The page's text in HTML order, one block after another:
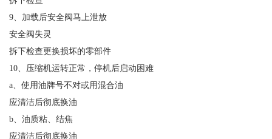
9、加载后安全阀马上泄放
安全阀失灵
拆下检查更换损坏的零部件
10、压缩机运转正常，停机后启动困难
a、使用油牌号不对或用混合油
应清洁后彻底换油
b、油质粘、结焦
应清洁后彻底换油